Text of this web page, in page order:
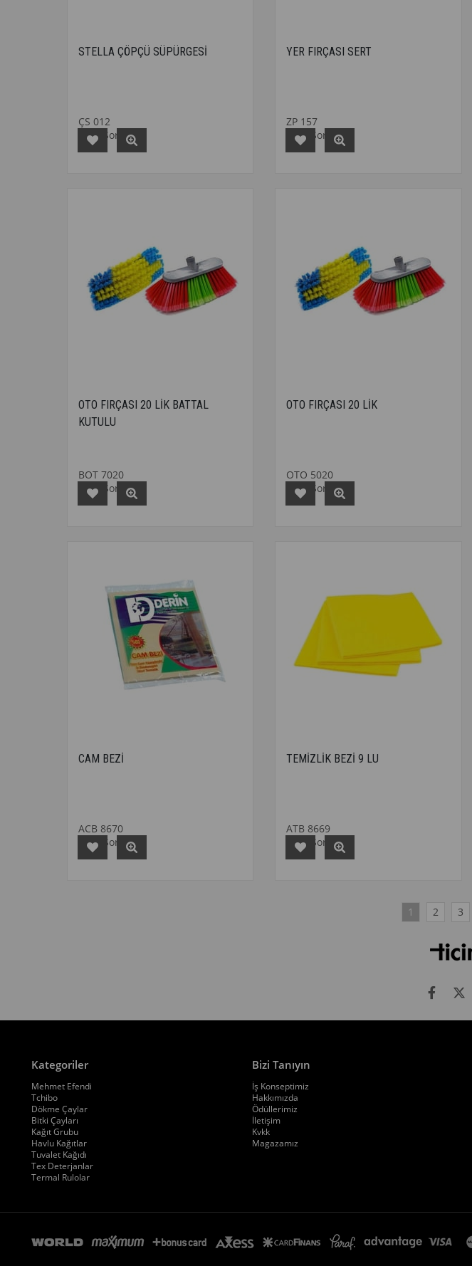
STELLA ÇÖPÇÜ SÜPÜRGESİ
ÇS 012
Fiyat Sorunuz
YER FIRÇASI SERT
ZP 157
Fiyat Sorunuz
OTO FIRÇASI 20 LİK BATTAL
KUTULU
BOT 7020
Fiyat Sorunuz
OTO FIRÇASI 20 LİK
OTO 5020
Fiyat Sorunuz
CAM BEZİ
ACB 8670
Fiyat Sorunuz
TEMİZLİK BEZİ 9 LU
ATB 8669
Fiyat Sorunuz
1 2 3
Kategoriler
Mehmet Efendi
Tchibo
Dökme Çaylar
Bitki Çayları
Kağıt Grubu
Havlu Kağıtlar
Tuvalet Kağıdı
Tex Deterjanlar
Termal Rulolar
Bizi Tanıyın
İş Konseptimiz
Hakkımızda
Ödüllerimiz
İletişim
Kvkk
Magazamız